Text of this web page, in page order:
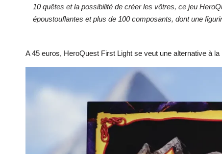
10 quêtes et la possibilité de créer les vôtres, ce jeu
époustouflantes et plus de 100 composants, dont une
A 45 euros, HeroQuest First Light se veut une alternative à